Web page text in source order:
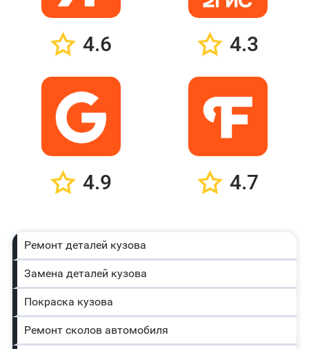
4.6 4.3
4.9 4.7
Ремонт деталей кузова
Замена деталей кузова
Покраска кузова
Ремонт сколов автомобиля